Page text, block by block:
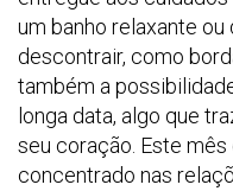
um banho relaxante
descontrair, como
também a
longa data, algo que
seu coração. Este
concentrado nas